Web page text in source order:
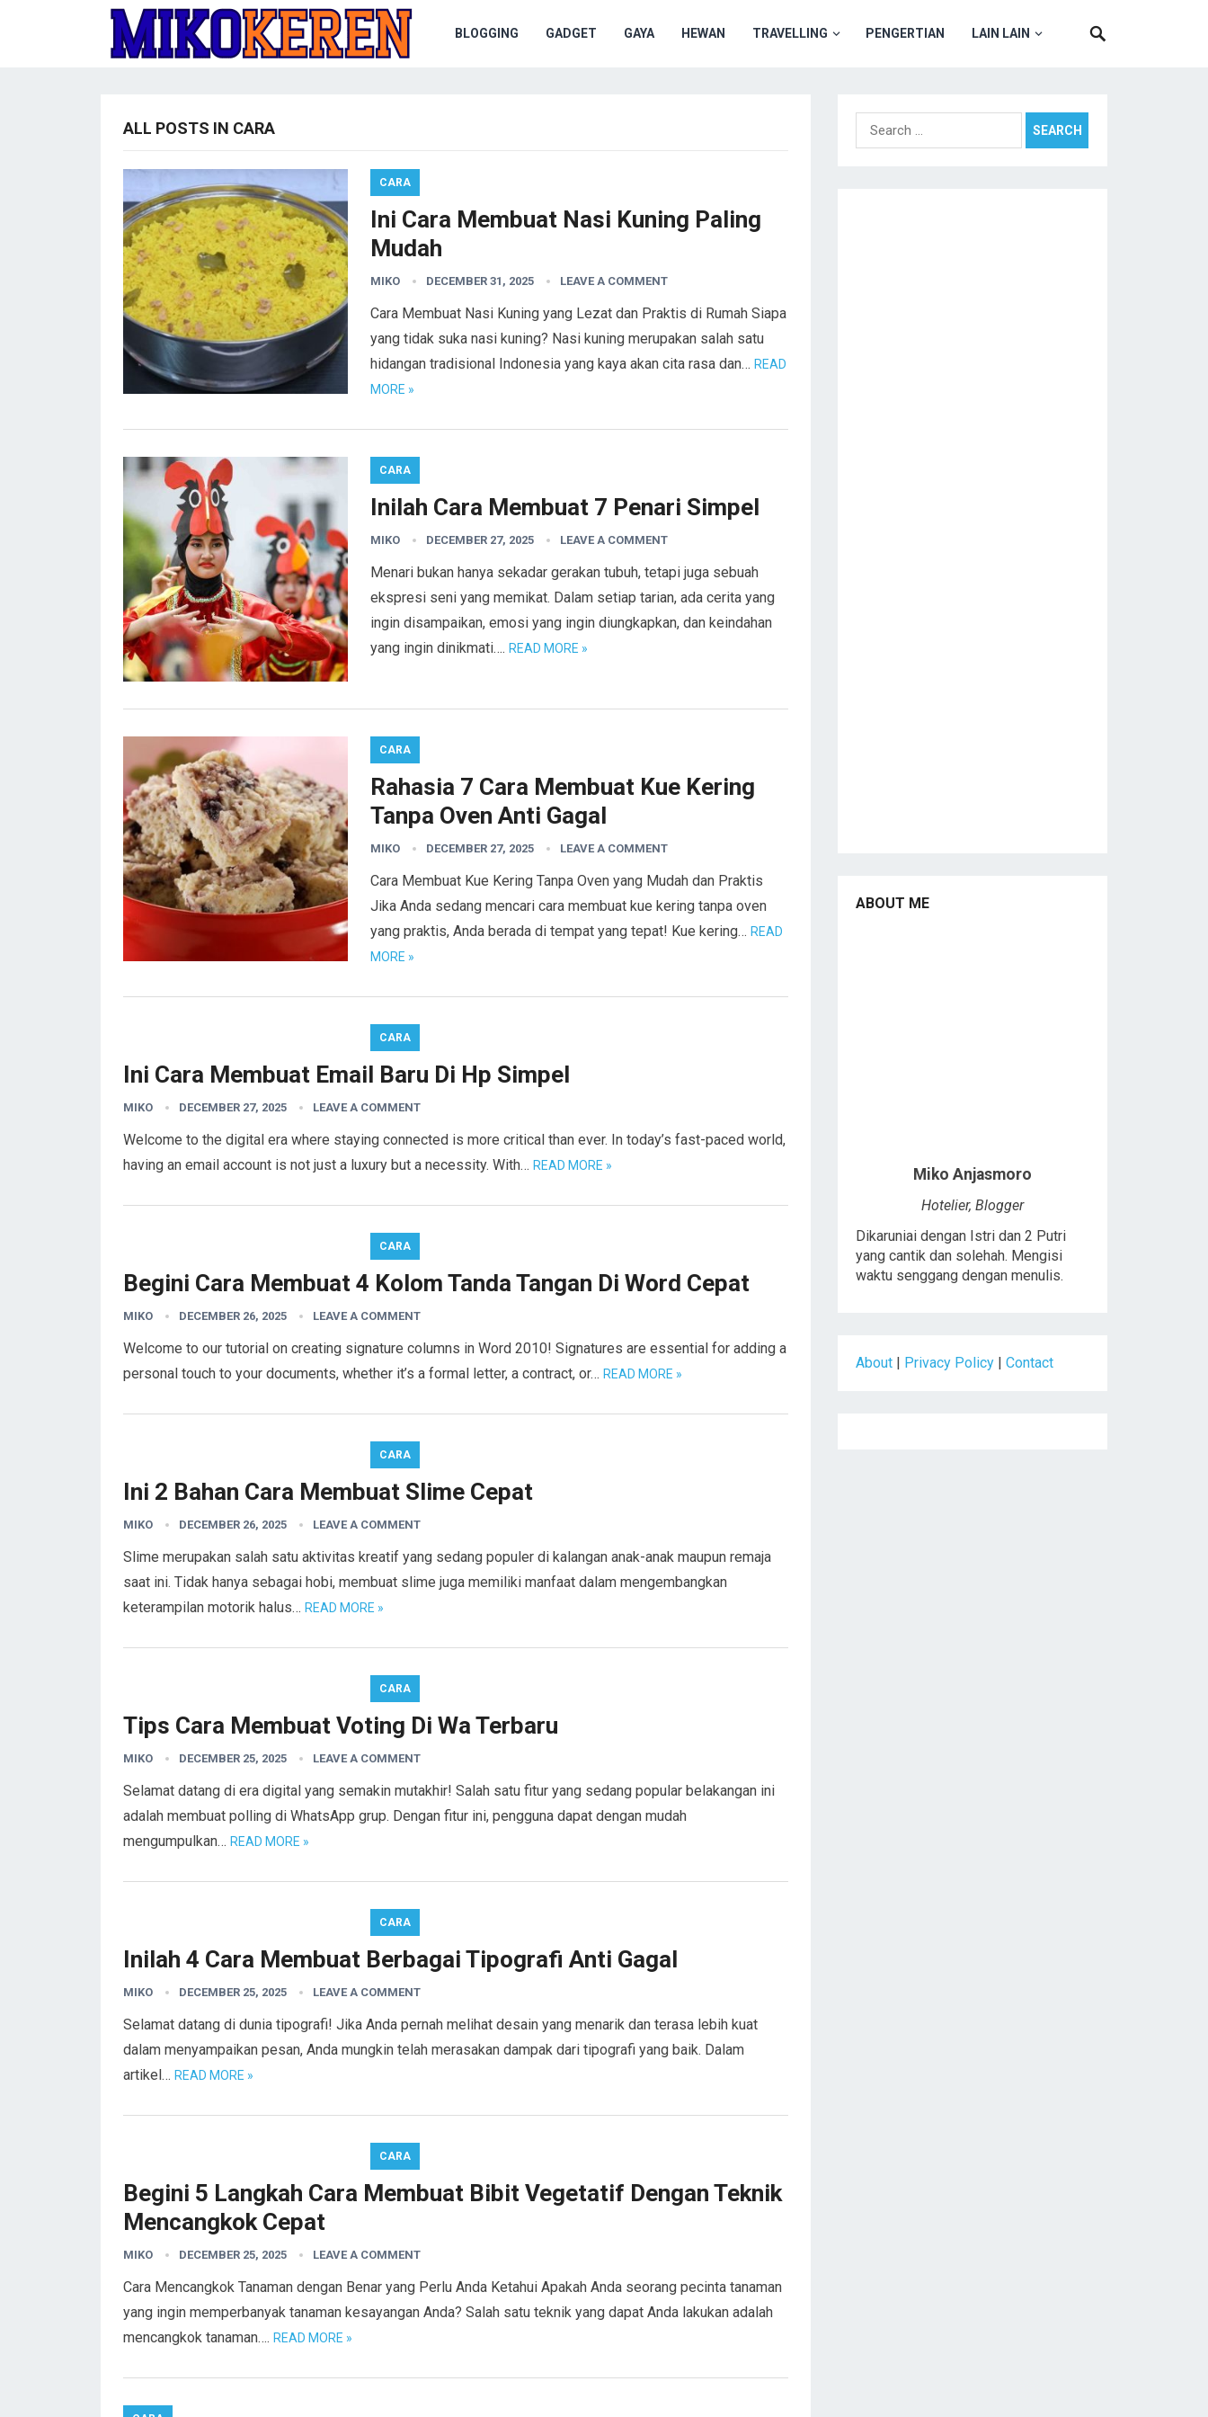
BLOGGING GADGET GAYA HEWAN TRAVELLING PENGERTIAN LAIN LAIN
ALL POSTS IN CARA
CARA
Ini Cara Membuat Nasi Kuning Paling
Mudah
MIKO DECEMBER 31, 2025 LEAVE A COMMENT
Cara Membuat Nasi Kuning yang Lezat dan Praktis di Rumah Siapa
yang tidak suka nasi kuning? Nasi kuning merupakan salah satu
hidangan tradisional Indonesia yang kaya akan cita rasa dan… READ
MORE »
CARA
Inilah Cara Membuat 7 Penari Simpel
MIKO DECEMBER 27, 2025 LEAVE A COMMENT
Menari bukan hanya sekadar gerakan tubuh, tetapi juga sebuah
ekspresi seni yang memikat. Dalam setiap tarian, ada cerita yang
ingin disampaikan, emosi yang ingin diungkapkan, dan keindahan
yang ingin dinikmati…. READ MORE »
CARA
Rahasia 7 Cara Membuat Kue Kering
Tanpa Oven Anti Gagal
MIKO DECEMBER 27, 2025 LEAVE A COMMENT
Cara Membuat Kue Kering Tanpa Oven yang Mudah dan Praktis
Jika Anda sedang mencari cara membuat kue kering tanpa oven
yang praktis, Anda berada di tempat yang tepat! Kue kering… READ
MORE »
CARA
Ini Cara Membuat Email Baru Di Hp Simpel
MIKO DECEMBER 27, 2025 LEAVE A COMMENT
Welcome to the digital era where staying connected is more critical than ever. In today’s fast-paced world,
having an email account is not just a luxury but a necessity. With… READ MORE »
CARA
Begini Cara Membuat 4 Kolom Tanda Tangan Di Word Cepat
MIKO DECEMBER 26, 2025 LEAVE A COMMENT
Welcome to our tutorial on creating signature columns in Word 2010! Signatures are essential for adding a
personal touch to your documents, whether it’s a formal letter, a contract, or… READ MORE »
CARA
Ini 2 Bahan Cara Membuat Slime Cepat
MIKO DECEMBER 26, 2025 LEAVE A COMMENT
Slime merupakan salah satu aktivitas kreatif yang sedang populer di kalangan anak-anak maupun remaja
saat ini. Tidak hanya sebagai hobi, membuat slime juga memiliki manfaat dalam mengembangkan
keterampilan motorik halus… READ MORE »
CARA
Tips Cara Membuat Voting Di Wa Terbaru
MIKO DECEMBER 25, 2025 LEAVE A COMMENT
Selamat datang di era digital yang semakin mutakhir! Salah satu fitur yang sedang popular belakangan ini
adalah membuat polling di WhatsApp grup. Dengan fitur ini, pengguna dapat dengan mudah
mengumpulkan… READ MORE »
CARA
Inilah 4 Cara Membuat Berbagai Tipografi Anti Gagal
MIKO DECEMBER 25, 2025 LEAVE A COMMENT
Selamat datang di dunia tipografi! Jika Anda pernah melihat desain yang menarik dan terasa lebih kuat
dalam menyampaikan pesan, Anda mungkin telah merasakan dampak dari tipografi yang baik. Dalam
artikel… READ MORE »
CARA
Begini 5 Langkah Cara Membuat Bibit Vegetatif Dengan Teknik
Mencangkok Cepat
MIKO DECEMBER 25, 2025 LEAVE A COMMENT
Cara Mencangkok Tanaman dengan Benar yang Perlu Anda Ketahui Apakah Anda seorang pecinta tanaman
yang ingin memperbanyak tanaman kesayangan Anda? Salah satu teknik yang dapat Anda lakukan adalah
mencangkok tanaman…. READ MORE »
Search
for:
ABOUT ME
Miko Anjasmoro
Hotelier, Blogger
Dikaruniai dengan Istri dan 2 Putri
yang cantik dan solehah. Mengisi
waktu senggang dengan menulis.
About Privacy Policy Contact